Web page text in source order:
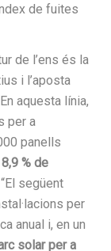
de fuites
de l’ens és la
i l’aposta
aquesta línia,
per a
panells
8,9 % de
següent
per
anual i, en un
solar per a